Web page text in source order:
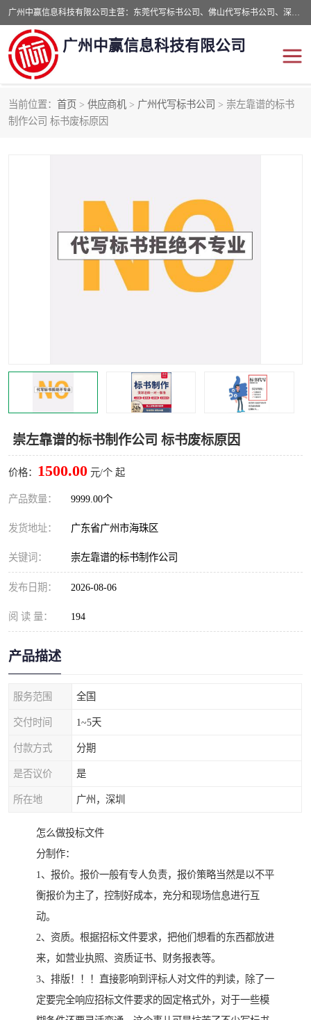
广州中赢信息科技有限公司主营：东莞代写标书公司、佛山代写标书公司、深圳代写标书公司等,食品类标书、工程类类标书,经验丰富的标书制作团队,24小时加急服务,多对一服务。
广州中赢信息科技有限公司
当前位置： 首页 > 供应商机 > 广州代写标书公司 > 崇左靠谱的标书
制作公司 标书废标原因
崇左靠谱的标书制作公司 标书废标原因
价格： 1500.00 元/个 起
产品数量： 9999.00个
发货地址： 广东省广州市海珠区
关键词： 崇左靠谱的标书制作公司
发布日期： 2026-08-06
阅 读 量： 194
产品描述
服务范围 全国
交付时间 1~5天
付款方式 分期
是否议价 是
所在地 广州，深圳
怎么做投标文件
分制作：
1、报价。报价一般有专人负责，报价策略当然是以不平
衡报价为主了，控制好成本，充分和现场信息进行互
动。
2、资质。根据招标文件要求，把他们想看的东西都放进
来，如营业执照、资质证书、财务报表等。
3、排版！！！直接影响到评标人对文件的判读，除了一
定要完全响应招标文件要求的固定格式外，对于一些模
东莞代写标书公司